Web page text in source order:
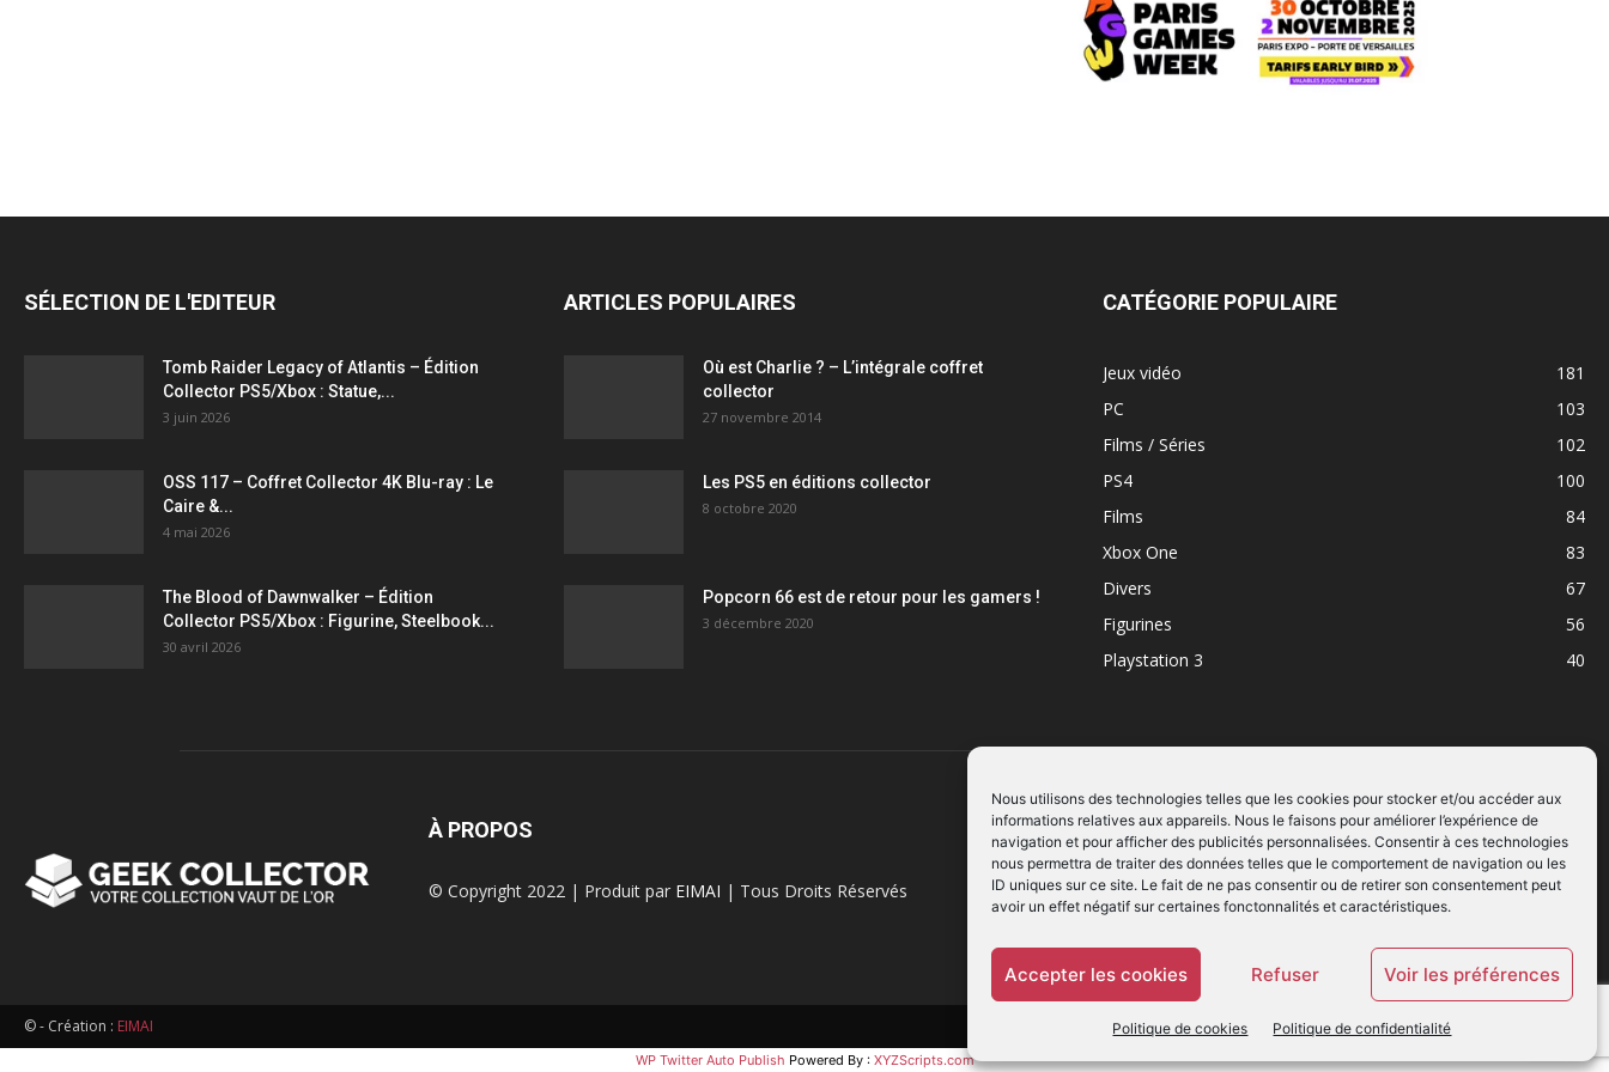
Nous utilisons des technologies telles que les cookies pour stocker et/ou accéder aux
informations relatives aux appareils. Nous le faisons pour améliorer l’expérience de
navigation et pour afficher des publicités personnalisées. Consentir à ces technologies
nous permettra de traiter des données telles que le comportement de navigation ou les
ID uniques sur ce site. Le fait de ne pas consentir ou de retirer son consentement peut
avoir un effet négatif sur certaines fonctonnalités et caractéristiques.
Accepter les cookies Refuser Voir les préférences
Politique de cookies Politique de confidentialité
statuettes
SÉLECTION DE L'EDITEUR
Tomb Raider Legacy of Atlantis – Édition
Collector PS5/Xbox : Statue,...
3 juin 2026
OSS 117 – Coffret Collector 4K Blu-ray : Le
Caire &...
4 mai 2026
The Blood of Dawnwalker – Édition
Collector PS5/Xbox : Figurine, Steelbook...
30 avril 2026
ARTICLES POPULAIRES
Où est Charlie ? – L’intégrale coffret
collector
27 novembre 2014
Les PS5 en éditions collector
8 octobre 2020
Popcorn 66 est de retour pour les gamers !
3 décembre 2020
CATÉGORIE POPULAIRE
Jeux vidéo
181
PC
103
Films / Séries
102
PS4
100
Films
84
Xbox One
83
Divers
67
Figurines
56
Playstation 3
40
À PROPOS
© Copyright 2022 | Produit par EIMAI | Tous Droits Réservés
SUIVEZ NOUS
© - Création : EIMAI
WP Twitter Auto Publish Powered By : XYZScripts.com